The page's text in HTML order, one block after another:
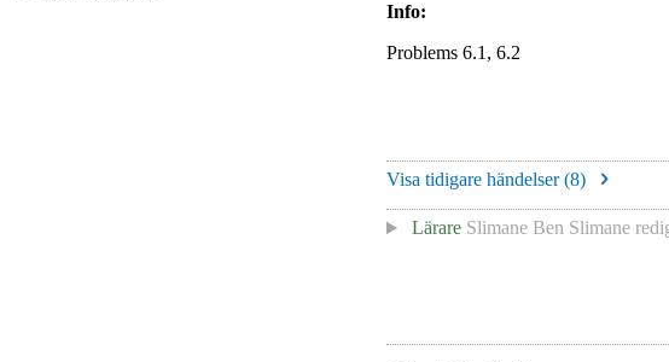
Info:
Problems 6.1, 6.2
Visa tidigare händelser (8)
Lärare Slimane Ben Slimane